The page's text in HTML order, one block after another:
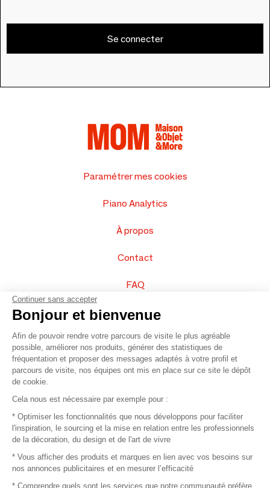
Se connecter
Paramétrer mes cookies
Piano Analytics
À propos
Contact
FAQ
Vendez vos produits
Plan du site
© 2016 –Organisation SAFI
Recrutement
Continuer sans accepter
Bonjour et bienvenue
Afin de pouvoir rendre votre parcours de visite le plus agréable
possible, améliorer nos produits, générer des statistiques de
fréquentation et proposer des messages adaptés à votre profil et
parcours de visite, nos équipes ont mis en place sur ce site le dépôt
de cookie.
Cela nous est nécessaire par exemple pour :
* Optimiser les fonctionnalités que nous développons pour faciliter
l'inspiration, le sourcing et la mise en relation entre les professionnels
de la décoration, du design et de l'art de vivre
* Vous afficher des produits et marques en lien avec vos besoins sur
nos annonces publicitaires et en mesurer l’efficacité
* Comprendre quels sont les services que notre communauté préfère